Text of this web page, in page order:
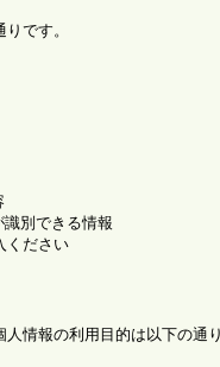
です。
別できる情報
ください
情報の利用目的は以下の通り